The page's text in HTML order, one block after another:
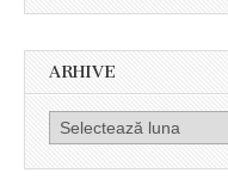
ARHIVE
Arhive